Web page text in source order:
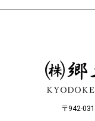
〒942-